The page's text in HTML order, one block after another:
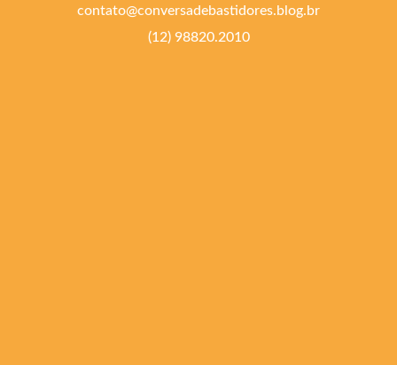
contato@conversadebastidores.blog.br
(12) 98820.2010